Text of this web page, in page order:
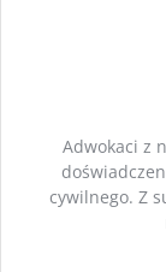
Adwokaci z
cywilnego. Z